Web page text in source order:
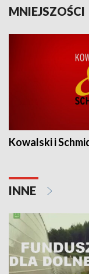
MNIEJSZOŚCI
Kowalski i
INNE